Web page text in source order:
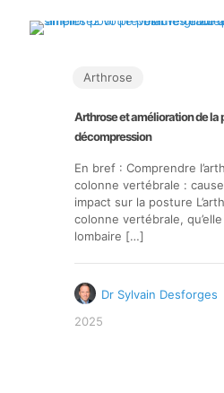
Arthrose
Arthrose et amélioration de la
décompression
En bref : Comprendre
colonne vertébrale :
impact sur la posture
colonne vertébrale,
lombaire […]
Dr Sylvain Desforges
2025